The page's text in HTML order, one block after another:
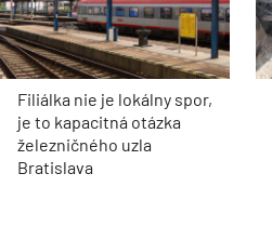
Filiálka nie je lokálny spor,
je to kapacitná otázka
železničného uzla
Bratislava